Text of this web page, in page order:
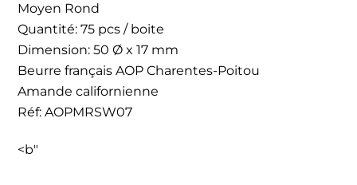
Moyen Rond
Quantité: 75 pcs / boite
Dimension: 50 Ø x 17 mm
Beurre français AOP Charentes-Poitou
Amande californienne
Réf: AOPMRSW07
<b"